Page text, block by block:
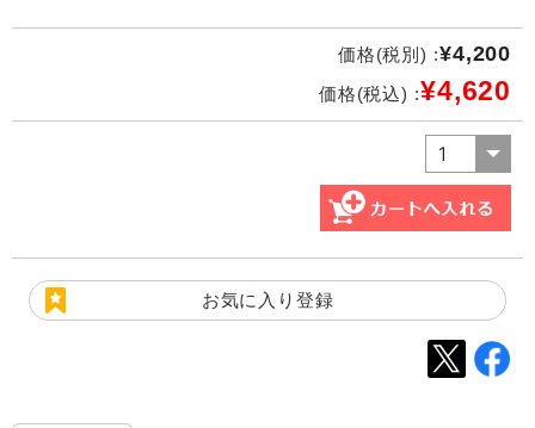
価格(税別) :¥4,200
価格(税込) :¥4,620
お気に入り登録